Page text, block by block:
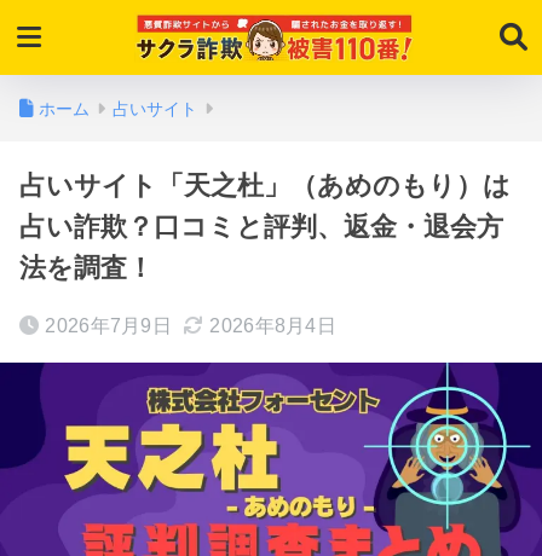
ホーム 占いサイト
占いサイト「天之杜」（あめのもり）は
占い詐欺？口コミと評判、返金・退会方
法を調査！
2026年7月9日 2026年8月4日